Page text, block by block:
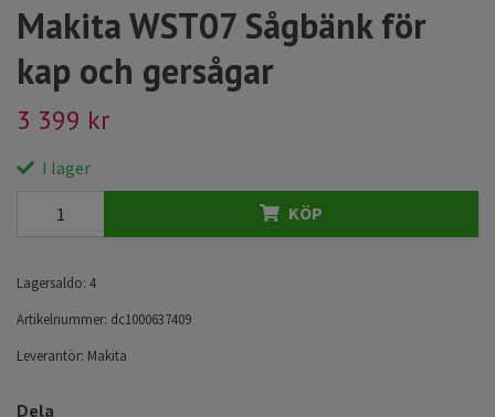
Makita WST07 Sågbänk för
kap och gersågar
3 399 kr
I lager
KÖP
Lagersaldo: 4
Artikelnummer: dc1000637409
Leverantör: Makita
Dela